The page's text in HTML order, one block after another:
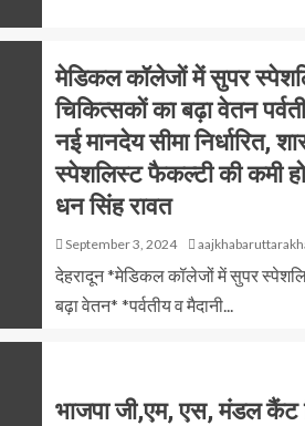
मेडिकल कॉलेजों में सुपर
चिकित्सकों का बढ़ा वेतन
नई मानदेय सीमा निर्धारित,
स्पेशलिस्ट फैकल्टी की कमी
धन सिंह रावत
September 3, 2024
देहरादून *मेडिकल कॉलेजों में सुपर
बढ़ा वेतन* *पर्वतीय व मैदानी...
भाजपा जी,एम, एस, मंडल कैंट